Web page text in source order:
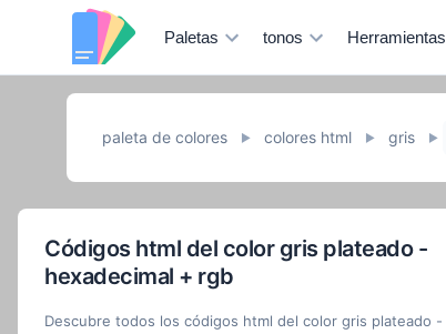
Paletas tonos Herramientas
paleta de colores ► colores html ► gris ►
Códigos html del color gris plateado -
hexadecimal + rgb
Descubre todos los códigos html del color gris plateado -